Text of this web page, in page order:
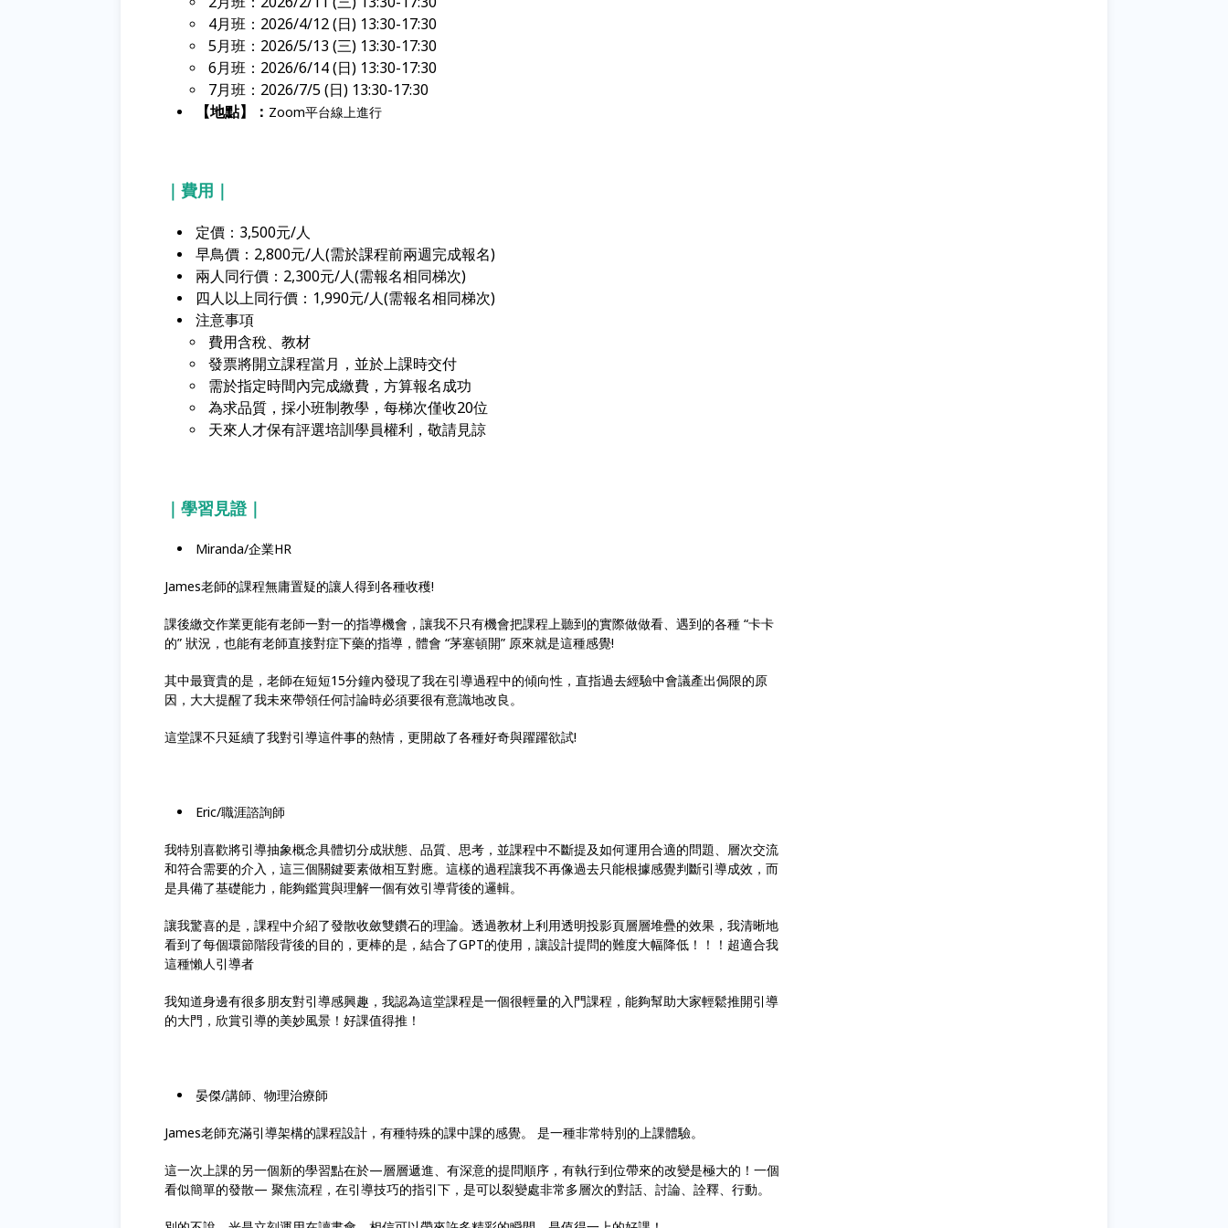
4月班：2026/4/12 (日) 13:30-17:30
5月班： 2026/5/13 (三) 13:30-17:30
6月班： 2026/6/14 (日) 13:30-17:30
7月班： 2026/7/5 (日) 13:30-17:30
【地點】： Zoom平台線上進行
｜費用｜
定價：3,500元/人
早鳥價：2,800元/人(需於課程前兩週完成報名)
兩人同行價：2,300元/人(需報名相同梯次)
四人以上同行價：1,990元/人(需報名相同梯次)
注意事項
費用含稅、教材
發票將開立課程當月，並於上課時交付
需於指定時間內完成繳費，方算報名成功
為求品質，採小班制教學，每梯次僅收20位
天來人才保有評選培訓學員權利，敬請見諒
｜學習見證｜
Miranda/企業HR
James老師的課程無庸置疑的讓人得到各種收穫!
課後繳交作業更能有老師一對一的指導機會，讓我不只有機會把課程上聽到的實際做做看、遇到的各種 “卡卡
的” 狀況，也能有老師直接對症下藥的指導，體會 “茅塞頓開” 原來就是這種感覺!
其中最寶貴的是，老師在短短15分鐘內發現了我在引導過程中的傾向性，直指過去經驗中會議產出侷限的原
因，大大提醒了我未來帶領任何討論時必須要很有意識地改良。
這堂課不只延續了我對引導這件事的熱情，更開啟了各種好奇與躍躍欲試!
Eric/職涯諮詢師
我特別喜歡將引導抽象概念具體切分成狀態、品質、思考，並課程中不斷提及如何運用合適的問題、層次交流
和符合需要的介入，這三個關鍵要素做相互對應。這樣的過程讓我不再像過去只能根據感覺判斷引導成效，而
是具備了基礎能力，能夠鑑賞與理解一個有效引導背後的邏輯。
讓我驚喜的是，課程中介紹了發散收斂雙鑽石的理論。透過教材上利用透明投影頁層層堆疊的效果，我清晰地
看到了每個環節階段背後的目的，更棒的是，結合了GPT的使用，讓設計提問的難度大幅降低！！！超適合我
這種懶人引導者
我知道身邊有很多朋友對引導感興趣，我認為這堂課程是一個很輕量的入門課程，能夠幫助大家輕鬆推開引導
的大門，欣賞引導的美妙風景！好課值得推！
晏傑/講師、物理治療師
James老師充滿引導架構的課程設計，有種特殊的課中課的感覺。 是一種非常特別的上課體驗。
這一次上課的另一個新的學習點在於—層層遞進、有深意的提問順序，有執行到位帶來的改變是極大的！一個
看似簡單的發散— 聚焦流程，在引導技巧的指引下，是可以裂變處非常多層次的對話、討論、詮釋、行動。